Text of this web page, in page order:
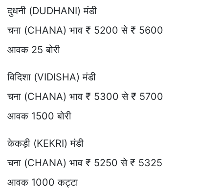
दुधनी (DUDHANI) मंडी
चना (CHANA) भाव ₹ 5200 से ₹ 5600
आवक 25 बोरी
विदिशा (VIDISHA) मंडी
चना (CHANA) भाव ₹ 5300 से ₹ 5700
आवक 1500 बोरी
केकड़ी (KEKRI) मंडी
चना (CHANA) भाव ₹ 5250 से ₹ 5325
आवक 1000 कट्टा